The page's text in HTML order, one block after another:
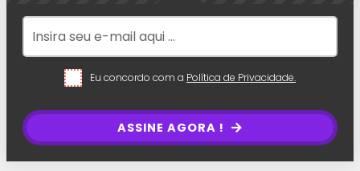
Eu concordo com a Política de Privacidade.
ASSINE AGORA !